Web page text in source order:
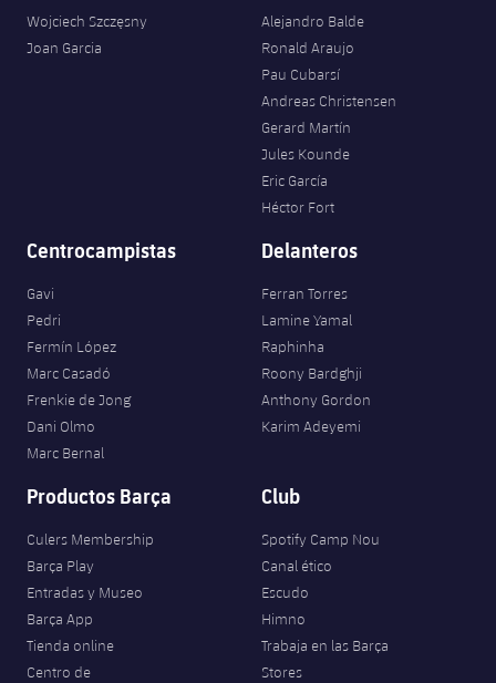
Wojciech Szczęsny
Joan Garcia
Alejandro Balde
Ronald Araujo
Pau Cubarsí
Andreas Christensen
Gerard Martín
Jules Kounde
Eric García
Héctor Fort
Centrocampistas
Gavi
Pedri
Fermín López
Marc Casadó
Frenkie de Jong
Dani Olmo
Marc Bernal
Delanteros
Ferran Torres
Lamine Yamal
Raphinha
Roony Bardghji
Anthony Gordon
Karim Adeyemi
Productos Barça
Culers Membership
Barça Play
Entradas y Museo
Barça App
Tienda online
Centro de
Club
Spotify Camp Nou
Canal ético
Escudo
Himno
Trabaja en las Barça
Stores